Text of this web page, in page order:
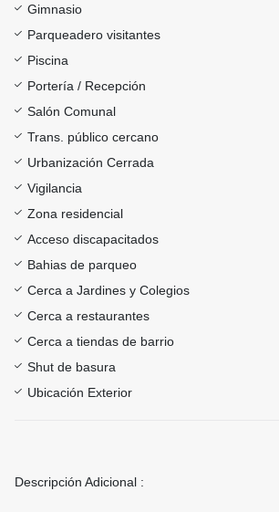
Gimnasio
Parqueadero visitantes
Piscina
Portería / Recepción
Salón Comunal
Trans. público cercano
Urbanización Cerrada
Vigilancia
Zona residencial
Acceso discapacitados
Bahias de parqueo
Cerca a Jardines y Colegios
Cerca a restaurantes
Cerca a tiendas de barrio
Shut de basura
Ubicación Exterior
Descripción Adicional :